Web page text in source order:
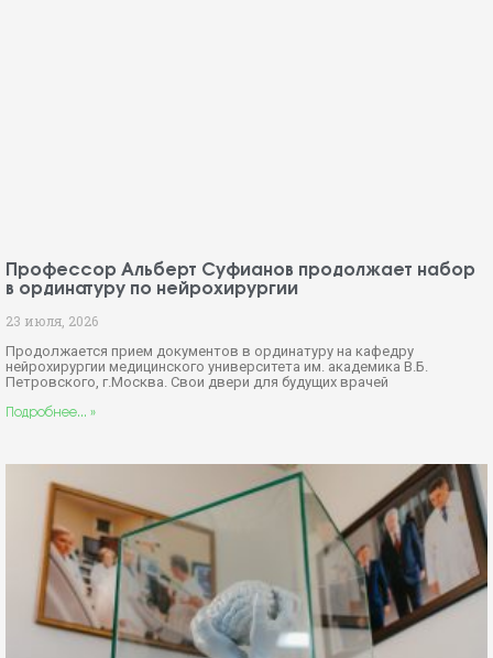
Профессор Альберт Суфианов продолжает набор
в ординатуру по нейрохирургии
23 июля, 2026
Продолжается прием документов в ординатуру на кафедру
нейрохирургии медицинского университета им. академика В.Б.
Петровского, г.Москва. Свои двери для будущих врачей
Подробнее... »